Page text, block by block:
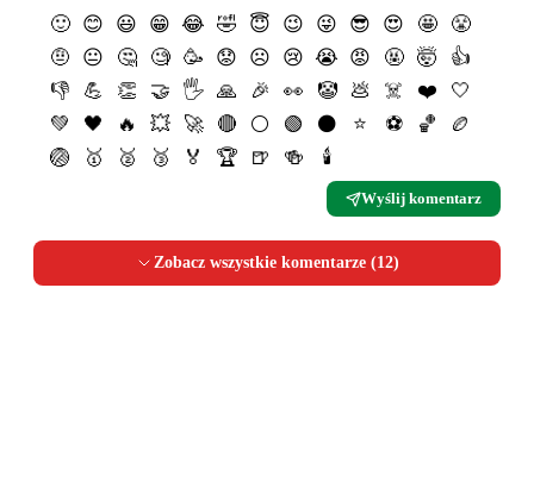
🙂 😊 😃 😁 😂 🤣 😇 😉 😜 😎 😍 🤩
😤
🤨
😐 🤔 🧐 🥳 😟 ☹️ 😢 😭 😡 🤬 🤯
👍
👎
💪 👏 🤝 🖐 🙏 🎉 👀 🤡 💩 ☠️ ❤️
🤍
💚
🖤 🔥 💥 🚀 🔴 ⚪️ 🟢 ⚫️ ⭐️ ⚽️ 🏀
🏉
🏐
🥇 🥈 🥉 🏅 🏆 🍺 🍻 🕯
Wyślij komentarz
Zobacz wszystkie komentarze (12)